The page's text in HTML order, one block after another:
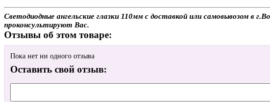
Светодиодные ангельские глазки 110мм с доставкой или самовывозом в
проконсультируют Вас.
Отзывы об этом товаре:
Пока нет ни одного отзыва
Оставить свой отзыв: